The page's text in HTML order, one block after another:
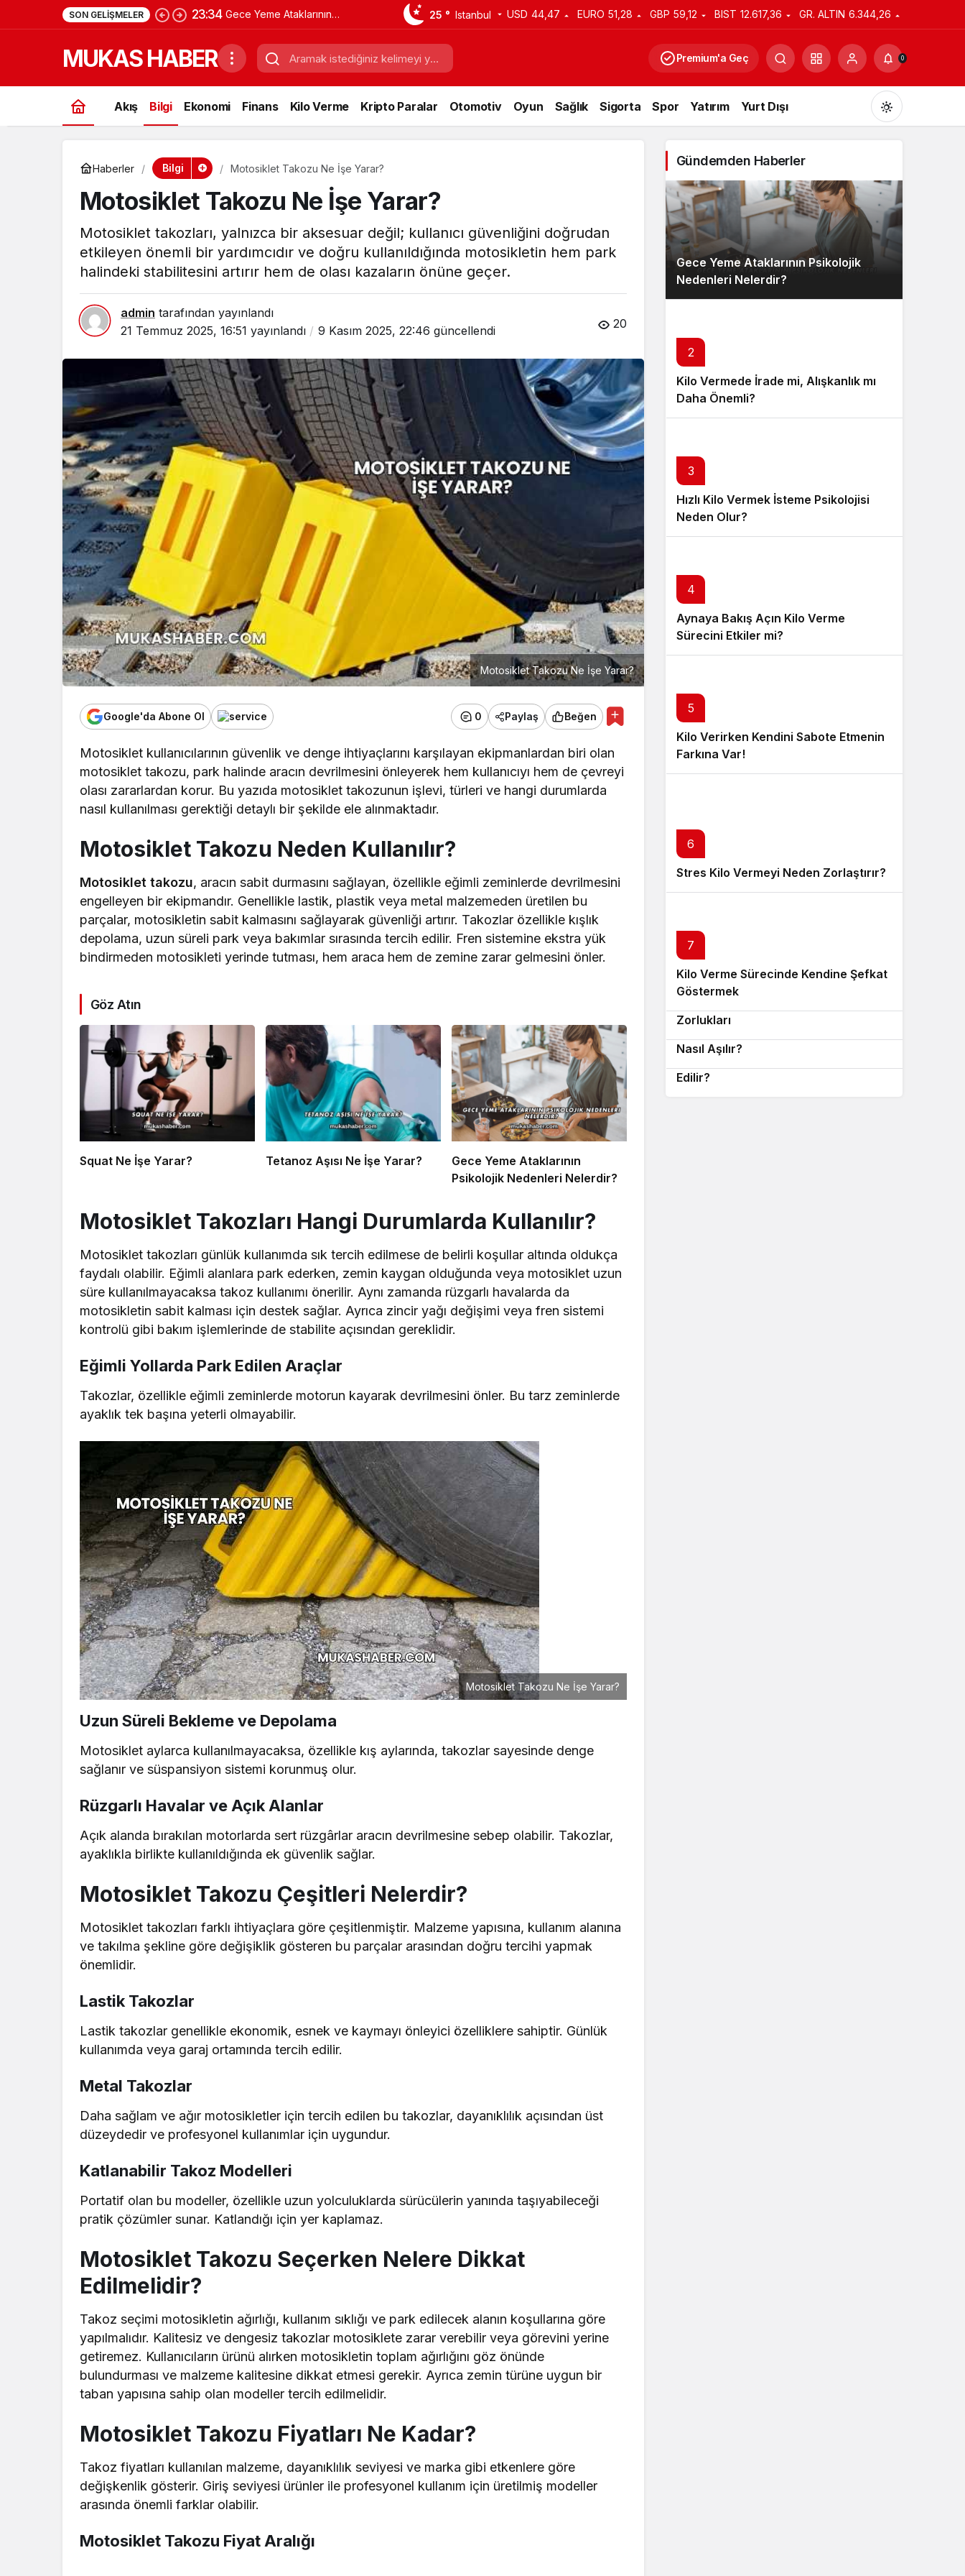
SON GELIŞMELER
Psikolojik Nedenleri Nelerdir?
25 ° Istanbul USD 44,47 EURO 51,28 GBP 59,12 BIST 12.617,36 GR. ALTIN 6.344,26
MUKAS HABER Premium'a Geç 0
Akış Bilgi Ekonomi Finans Kilo Verme Kripto Paralar Otomotiv Oyun Sağlık Sigorta Spor Yatırım Yurt Dışı
Gündüz Modu
Gündüz modunu seçin.
Gece Modu
Haberler Bilgi Motosiklet Takozu Ne İşe Yarar?
Motosiklet Takozu Ne İşe Yarar?
Motosiklet takozları, yalnızca bir aksesuar değil; kullanıcı güvenliğini doğrudan
etkileyen önemli bir yardımcıdır ve doğru kullanıldığında motosikletin hem park
halindeki stabilitesini artırır hem de olası kazaların önüne geçer.
admin tarafından yayınlandı
21 Temmuz 2025, 16:51 yayınlandı 9 Kasım 2025, 22:46 güncellendi 20
Motosiklet Takozu Ne İşe Yarar?
Google'da Abone Ol 0 Paylaş Beğen
Motosiklet kullanıcılarının güvenlik ve denge ihtiyaçlarını karşılayan ekipmanlardan biri olan
motosiklet takozu, park halinde aracın devrilmesini önleyerek hem kullanıcıyı hem de çevreyi
olası zararlardan korur. Bu yazıda motosiklet takozunun işlevi, türleri ve hangi durumlarda
nasıl kullanılması gerektiği detaylı bir şekilde ele alınmaktadır.
Motosiklet Takozu Neden Kullanılır?
Motosiklet takozu, aracın sabit durmasını sağlayan, özellikle eğimli zeminlerde devrilmesini
engelleyen bir ekipmandır. Genellikle lastik, plastik veya metal malzemeden üretilen bu
parçalar, motosikletin sabit kalmasını sağlayarak güvenliği artırır. Takozlar özellikle kışlık
depolama, uzun süreli park veya bakımlar sırasında tercih edilir. Fren sistemine ekstra yük
bindirmeden motosikleti yerinde tutması, hem araca hem de zemine zarar gelmesini önler.
Göz Atın
Squat Ne İşe Yarar? Tetanoz Aşısı Ne İşe Yarar?
Gece Yeme Ataklarının
Psikolojik Nedenleri Nelerdir?
Motosiklet Takozları Hangi Durumlarda Kullanılır?
Motosiklet takozları günlük kullanımda sık tercih edilmese de belirli koşullar altında oldukça
faydalı olabilir. Eğimli alanlara park ederken, zemin kaygan olduğunda veya motosiklet uzun
süre kullanılmayacaksa takoz kullanımı önerilir. Aynı zamanda rüzgarlı havalarda da
motosikletin sabit kalması için destek sağlar. Ayrıca zincir yağı değişimi veya fren sistemi
kontrolü gibi bakım işlemlerinde de stabilite açısından gereklidir.
Eğimli Yollarda Park Edilen Araçlar
Takozlar, özellikle eğimli zeminlerde motorun kayarak devrilmesini önler. Bu tarz zeminlerde
ayaklık tek başına yeterli olmayabilir.
Motosiklet Takozu Ne İşe Yarar?
Uzun Süreli Bekleme ve Depolama
Motosiklet aylarca kullanılmayacaksa, özellikle kış aylarında, takozlar sayesinde denge
sağlanır ve süspansiyon sistemi korunmuş olur.
Rüzgarlı Havalar ve Açık Alanlar
Açık alanda bırakılan motorlarda sert rüzgârlar aracın devrilmesine sebep olabilir. Takozlar,
ayaklıkla birlikte kullanıldığında ek güvenlik sağlar.
Motosiklet Takozu Çeşitleri Nelerdir?
Motosiklet takozları farklı ihtiyaçlara göre çeşitlenmiştir. Malzeme yapısına, kullanım alanına
ve takılma şekline göre değişiklik gösteren bu parçalar arasından doğru tercihi yapmak
önemlidir.
Lastik Takozlar
Lastik takozlar genellikle ekonomik, esnek ve kaymayı önleyici özelliklere sahiptir. Günlük
kullanımda veya garaj ortamında tercih edilir.
Metal Takozlar
Daha sağlam ve ağır motosikletler için tercih edilen bu takozlar, dayanıklılık açısından üst
düzeydedir ve profesyonel kullanımlar için uygundur.
Katlanabilir Takoz Modelleri
Portatif olan bu modeller, özellikle uzun yolculuklarda sürücülerin yanında taşıyabileceği
pratik çözümler sunar. Katlandığı için yer kaplamaz.
Motosiklet Takozu Seçerken Nelere Dikkat
Edilmelidir?
Takoz seçimi motosikletin ağırlığı, kullanım sıklığı ve park edilecek alanın koşullarına göre
yapılmalıdır. Kalitesiz ve dengesiz takozlar motosiklete zarar verebilir veya görevini yerine
getiremez. Kullanıcıların ürünü alırken motosikletin toplam ağırlığını göz önünde
bulundurması ve malzeme kalitesine dikkat etmesi gerekir. Ayrıca zemin türüne uygun bir
taban yapısına sahip olan modeller tercih edilmelidir.
Motosiklet Takozu Fiyatları Ne Kadar?
Takoz fiyatları kullanılan malzeme, dayanıklılık seviyesi ve marka gibi etkenlere göre
değişkenlik gösterir. Giriş seviyesi ürünler ile profesyonel kullanım için üretilmiş modeller
arasında önemli farklar olabilir.
Motosiklet Takozu Fiyat Aralığı
Gündemden Haberler
Gece Yeme Ataklarının Psikolojik
Nedenleri Nelerdir?
2
Kilo Vermede İrade mi, Alışkanlık mı
Daha Önemli?
3
Hızlı Kilo Vermek İsteme Psikolojisi
Neden Olur?
4
Aynaya Bakış Açın Kilo Verme
Sürecini Etkiler mi?
5
Kilo Verirken Kendini Sabote Etmenin
Farkına Var!
6
Stres Kilo Vermeyi Neden Zorlaştırır?
7
Kilo Verme Sürecinde Kendine Şefkat
Göstermek
8
Zorlukları
Nasıl Aşılır?
Duygusal Açlık Nedir ve Nasıl Kontrol
Edilir?